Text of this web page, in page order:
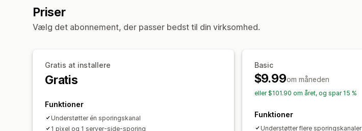
Priser
Vælg det abonnement, der passer bedst til din virksomhed.
Gratis at installere
Gratis
Funktioner
Understøtter én sporingskanal
1 pixel og 1 server-side-sporing
Basic
$9.99om måneden
eller $101.90 om året, og spar 15 %
Funktioner
Understøtter flere sporingskanaler